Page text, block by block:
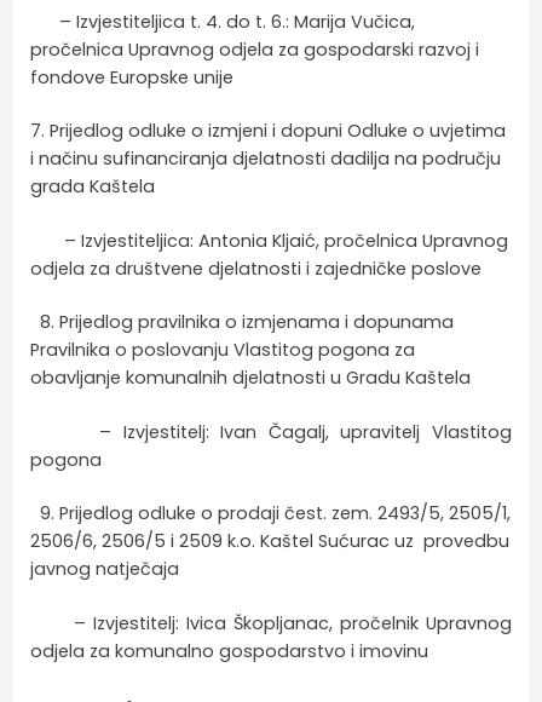
– Izvjestiteljica t. 4. do t. 6.: Marija Vučica,
pročelnica Upravnog odjela za gospodarski razvoj i
fondove Europske unije
7. Prijedlog odluke o izmjeni i dopuni Odluke o uvjetima
i načinu sufinanciranja djelatnosti dadilja na području
grada Kaštela
– Izvjestiteljica: Antonia Kljaić, pročelnica Upravnog
odjela za društvene djelatnosti i zajedničke poslove
8. Prijedlog pravilnika o izmjenama i dopunama
Pravilnika o poslovanju Vlastitog pogona za
obavljanje komunalnih djelatnosti u Gradu Kaštela
– Izvjestitelj: Ivan Čagalj, upravitelj Vlastitog
pogona
9. Prijedlog odluke o prodaji čest. zem. 2493/5, 2505/1,
2506/6, 2506/5 i 2509 k.o. Kaštel Sućurac uz provedbu
javnog natječaja
– Izvjestitelj: Ivica Škopljanac, pročelnik Upravnog
odjela za komunalno gospodarstvo i imovinu